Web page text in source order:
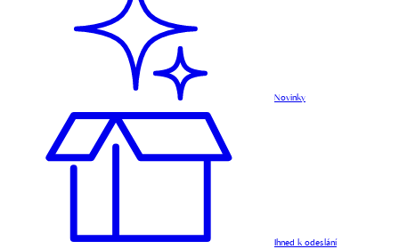
Novinky
Ihned k odeslání